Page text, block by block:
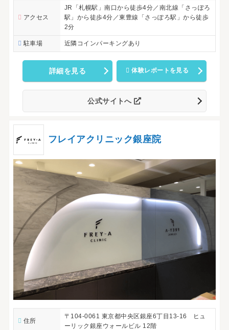
アクセス
JR「札幌駅」南口から徒歩4分／南北線「さっぽろ
駅」から徒歩4分／東豊線「さっぽろ駅」から徒歩
2分
駐車場 近隣コインパーキングあり
詳細を見る 体験レポートを見る
公式サイトへ
フレイアクリニック銀座院
住所
〒104-0061 東京都中央区銀座6丁目13-16 ヒュ
ーリック銀座ウォールビル 12階